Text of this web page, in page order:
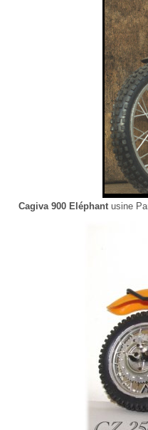
Cagiva 900 Eléphantusine